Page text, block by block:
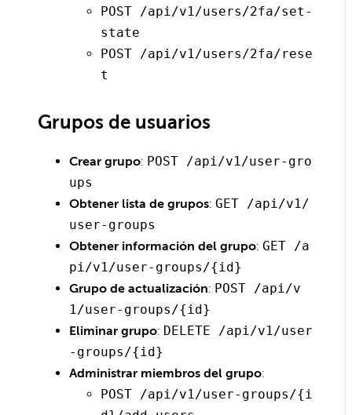
POST /api/v1/users/2fa/set-
state
POST /api/v1/users/2fa/rese
t
Grupos de usuarios
Crear grupo: POST /api/v1/user-gro
ups
Obtener lista de grupos: GET /api/v1/
user-groups
Obtener información del grupo: GET /a
pi/v1/user-groups/{id}
Grupo de actualización: POST /api/v
1/user-groups/{id}
Eliminar grupo: DELETE /api/v1/user
-groups/{id}
Administrar miembros del grupo:
POST /api/v1/user-groups/{i